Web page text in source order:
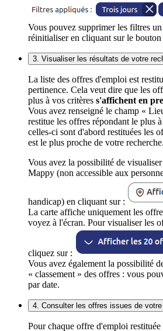
Vous pouvez supprimer les filtres
réinitialiser en cliquant sur le
3. Visualiser les résultats de votre
La liste des offres d'emploi est
pertinence. Cela veut dire que les
plus à vos critères s'affichent en
Vous avez renseigné le champ «
restitue les offres répondant le plus
celles-ci sont d'abord restituées les
est le plus proche de votre recherche.
Vous avez la possibilité de
Mappy (non accessible aux
handicap) en cliquant sur :
La carte affiche uniquement les
voyez à l'écran. Pour visualiser les
cliquez sur :
Vous avez également la possibilité
« classement » des offres : vous
par date.
4. Consulter les offres issues de
Pour chaque offre d'emploi